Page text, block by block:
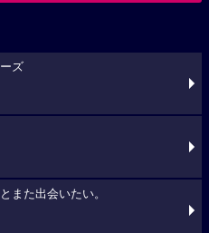
ズ
また出会いたい。